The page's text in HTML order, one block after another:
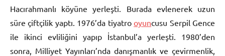
Hacırahmanlı köyüne yerleşti. Burada evlenerek uzun
süre çiftçilik yaptı. 1976’da tiyatrooyuncusu Serpil Gence
ile ikinci evliliğini yapıp İstanbul’a yerleşti. 1980’den
sonra, Milliyet Yayınları’nda danışmanlık ve çevirmenlik,